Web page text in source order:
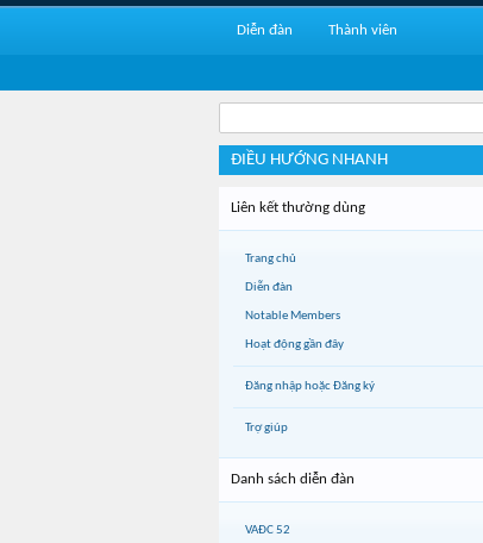
ĐIỀU HƯỚNG NHANH
Liên kết thường dùng
Trang chủ
Diễn đàn
Notable Members
Hoạt động gần đây
Đăng nhập hoặc Đăng ký
Trợ giúp
Danh sách diễn đàn
VAĐC 52
Diễn đàn Thành viên